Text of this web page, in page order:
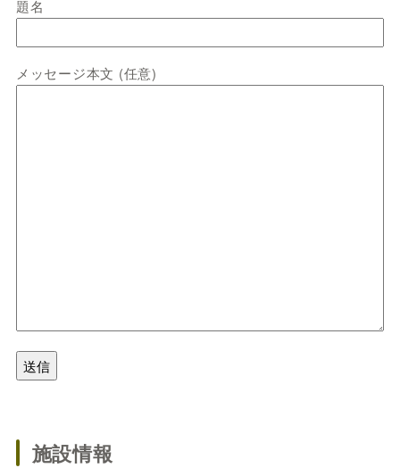
題名
メッセージ本文 (任意)
施設情報